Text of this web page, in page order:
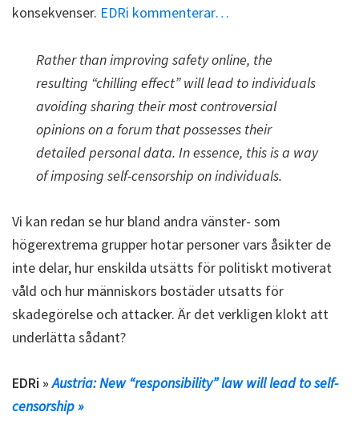
konsekvenser. EDRi kommenterar…
Rather than improving safety online, the
resulting “chilling effect” will lead to individuals
avoiding sharing their most controversial
opinions on a forum that possesses their
detailed personal data. In essence, this is a way
of imposing self-censorship on individuals.
Vi kan redan se hur bland andra vänster- som
högerextrema grupper hotar personer vars åsikter de
inte delar, hur enskilda utsätts för politiskt motiverat
våld och hur människors bostäder utsatts för
skadegörelse och attacker. Är det verkligen klokt att
underlätta sådant?
EDRi »Austria: New “responsibility” law will lead to self-
censorship »